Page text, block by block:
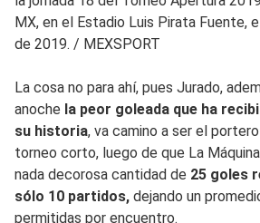
MX, en el Estadio Luis Pirata Fuente,
de 2019. / MEXSPORT
La cosa no para ahí, pues Jurado,
anoche la peor goleada que ha
su historia, va camino a ser el
torneo corto, luego de que La
nada decorosa cantidad de 25 goles
sólo 10 partidos, dejando un
permitidas por encuentro.